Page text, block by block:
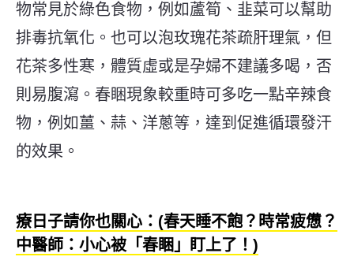
物常見於綠色食物，例如蘆筍、韭菜可以幫助
排毒抗氧化。也可以泡玫瑰花茶疏肝理氣，但
花茶多性寒，體質虛或是孕婦不建議多喝，否
則易腹瀉。春睏現象較重時可多吃一點辛辣食
物，例如薑、蒜、洋蔥等，達到促進循環發汗
的效果。
療日子請你也關心：(春天睡不飽？時常疲憊？
中醫師：小心被「春睏」盯上了！)